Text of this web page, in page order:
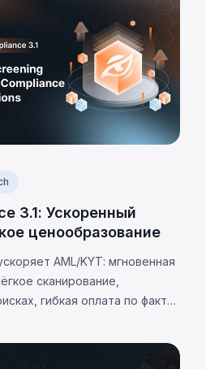
3.1: Ускоренный
ценообразование
AML/KYT: мгновенная
сканирование,
гибкая оплата по факту,